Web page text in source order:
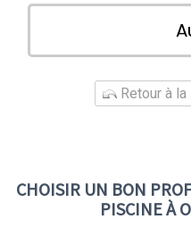
Retour à
CHOISIR UN BON
PISCINE À